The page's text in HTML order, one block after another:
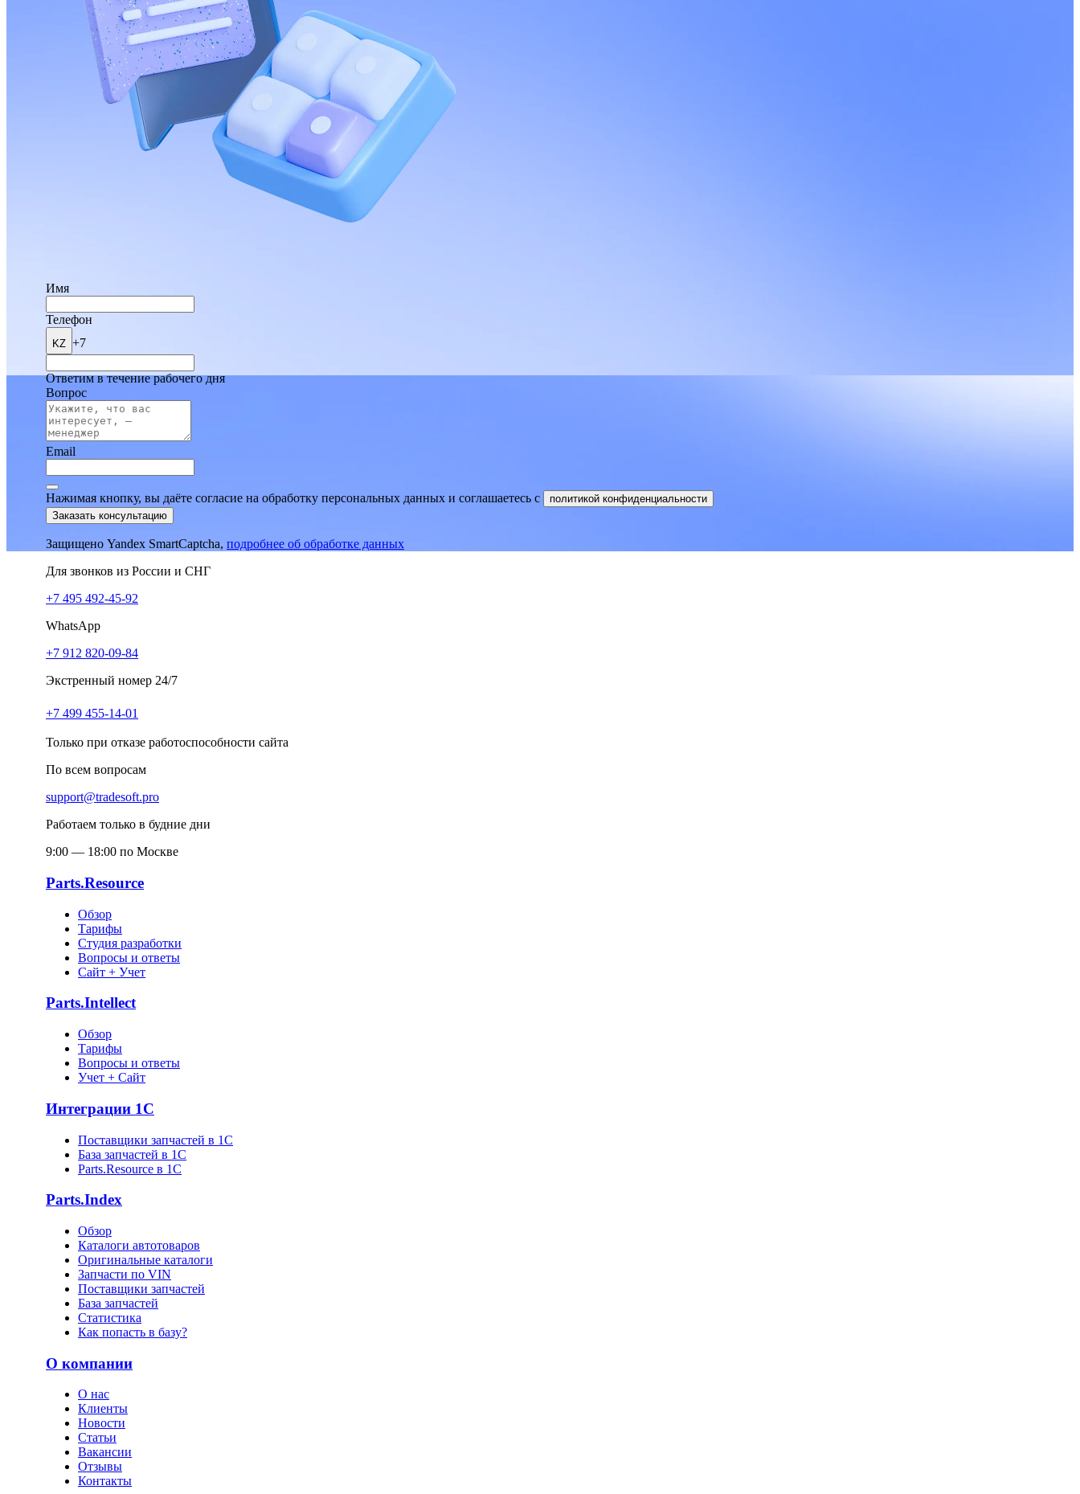
Имя
Телефон
KZ +7
Ответим в течение рабочего дня
Вопрос
Email
Нажимая кнопку, вы даёте согласие на обработку персональных данных и соглашаетесь c
политикой конфиденциальности
Заказать консультацию
Защищено Yandex SmartCaptcha, подробнее об обработке данных
Для звонков из России и СНГ
+7 495 492-45-92
WhatsApp
+7 912 820-09-84
Экстренный номер 24/7
+7 499 455-14-01
Только при отказе работоспособности сайта
По всем вопросам
support@tradesoft.pro
Работаем только в будние дни
9:00 — 18:00 по Москве
Parts.Resource
Обзор
Тарифы
Студия разработки
Вопросы и ответы
Сайт + Учет
Parts.Intellect
Обзор
Тарифы
Вопросы и ответы
Учет + Сайт
Интеграции 1С
Поставщики запчастей в 1C
База запчастей в 1С
Parts.Resource в 1C
Parts.Index
Обзор
Каталоги автотоваров
Оригинальные каталоги
Запчасти по VIN
Поставщики запчастей
База запчастей
Статистика
Как попасть в базу?
О компании
О нас
Клиенты
Новости
Статьи
Вакансии
Отзывы
Контакты